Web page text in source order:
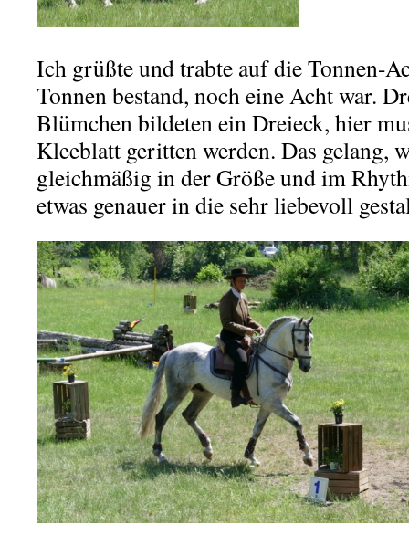
Ich grüßte und trabte auf die Tonnen-
Tonnen bestand, noch eine Acht war.
Blümchen bildeten ein Dreieck, hier
Kleeblatt geritten werden. Das gelang,
gleichmäßig in der Größe und im
etwas genauer in die sehr liebevoll